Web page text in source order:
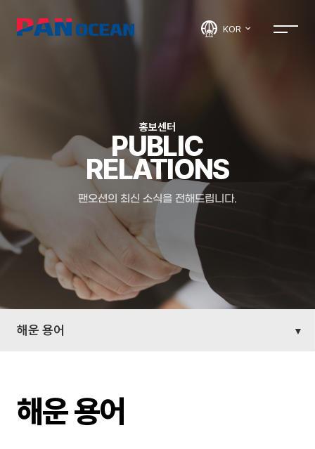
KOR
홍보센터
PUBLIC
RELATIONS
팬오션의 최신 소식을 전해드립니다.
해운 용어
해운 용어